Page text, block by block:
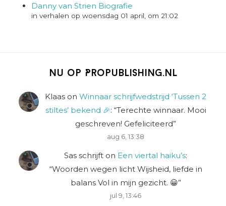
Danny van Strien Biografie
in verhalen op woensdag 01 april, om 21:02
Nu op Propublishing.nl
Klaas on Winnaar schrijfwedstrijd ‘Tussen 2
stiltes’ bekend 🎉: “Terechte winnaar. Mooi
geschreven! Gefeliciteerd”
aug 6, 13:38
Sas schrijft on Een viertal haiku’s:
“Woorden wegen licht Wijsheid, liefde in
balans Vol in mijn gezicht. 😀”
jul 9, 13:46